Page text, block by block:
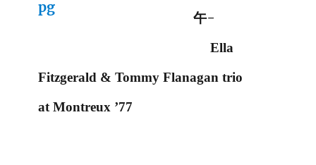
午-
Ella
Fitzgerald & Tommy Flanagan trio
at Montreux ’77